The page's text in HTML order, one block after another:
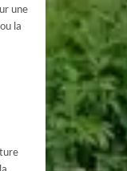
une
la